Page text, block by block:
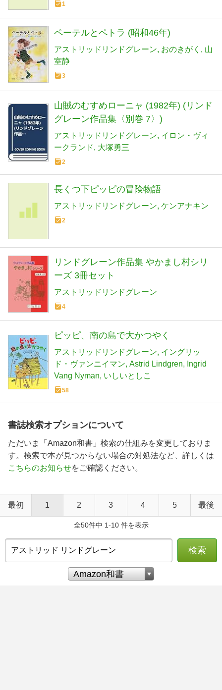
1
ペーテルとペトラ (昭和46年)
アストリッドリンドグレーン おのきがく
山
室静
3
山賊のむすめローニャ (1982年) (リンド
グレーン作品集〈別巻 7〉)
アストリッドリンドグレーン イロン・ヴィ
ークランド
大塚勇三
2
長くつ下ピッピの冒険物語
アストリッドリンドグレーン ケンアナキン
2
リンドグレーン作品集 やかまし村シリ
ーズ 3冊セット
アストリッドリンドグレーン
4
ピッピ、南の島で大かつやく
アストリッドリンドグレーン イングリッ
ド・ヴァンニイマン Astrid Lindgren
Ingrid
Vang Nyman いしいとしこ
58
書誌検索オプションについて
ただいま「Amazon和書」検索の仕組みを変更しておりま
す。検索で本が見つからない場合の対処法など、詳しくは
こちらのお知らせをご確認ください。
最初 1 2 3 4 5 最後
全50件中 1-10 件を表示
検索